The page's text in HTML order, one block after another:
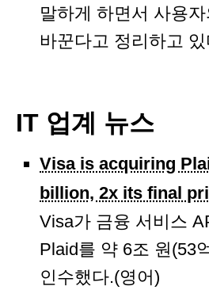
말하게 하면서 사용
바꾼다고 정리하고
IT 업계 뉴스
Visa is acquiring
billion, 2x its final
Visa가 금융 서비스
Plaid를 약 6조 원(53
인수했다.(영어)